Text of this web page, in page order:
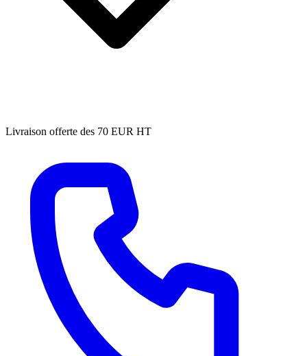
Livraison offerte des 70 EUR HT